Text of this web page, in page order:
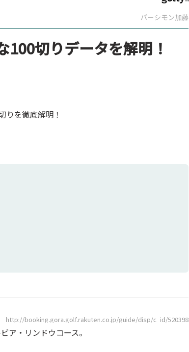
パーシモン加藤
切りデータを解明！
りを徹底解明！
http://booking.gora.golf.rakuten.co.jp/guide/disp/c_id/520398
ア・リンドウコース。